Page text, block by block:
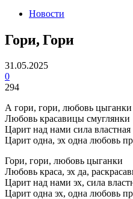
Новости
Гори, Гори
31.05.2025
0
294
А гори, гори, любовь цыганки
Любовь красавицы смуглянки
Царит над нами сила властная
Царит одна, эх одна любовь
Гори, гори, любовь цыганки
Любовь краса, эх да,
Царит над нами эх, сила
Царит одна эх, одна любовь